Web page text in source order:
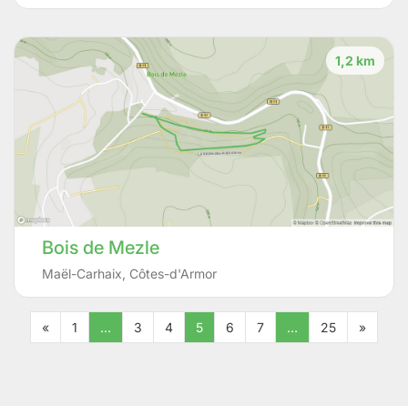
1,2 km
Bois de Mezle
Maël-Carhaix Côtes-d'Armor
« 1 … 3 4 5 6 7 … 25 »